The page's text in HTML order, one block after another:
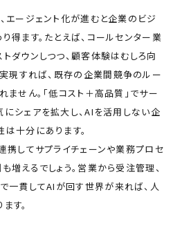
エージェント化が進むと企業のビジ
得ます。たとえば、コールセンター業
ダウンしつつ、顧客体験はむしろ向
実現すれば、既存の企業間競争のルー
ません。「低コスト＋高品質」でサー
シェアを拡大し、AIを活用しない企
十分にあります。
携してサプライチェーンや業務プロセ
増えるでしょう。営業から受注管理、
一貫してAIが回す世界が来れば、人
す。